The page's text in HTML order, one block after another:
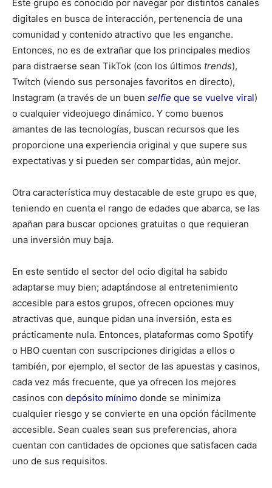
Este grupo es conocido por navegar por distintos canales
digitales en busca de interacción, pertenencia de una
comunidad y contenido atractivo que les enganche.
Entonces, no es de extrañar que los principales medios
para distraerse sean TikTok (con los últimos trends),
Twitch (viendo sus personajes favoritos en directo),
Instagram (a través de un buen selfie que se vuelve viral)
o cualquier videojuego dinámico. Y como buenos
amantes de las tecnologías, buscan recursos que les
proporcione una experiencia original y que supere sus
expectativas y si pueden ser compartidas, aún mejor.
Otra característica muy destacable de este grupo es que,
teniendo en cuenta el rango de edades que abarca, se las
apañan para buscar opciones gratuitas o que requieran
una inversión muy baja.
En este sentido el sector del ocio digital ha sabido
adaptarse muy bien; adaptándose al entretenimiento
accesible para estos grupos, ofrecen opciones muy
atractivas que, aunque pidan una inversión, esta es
prácticamente nula. Entonces, plataformas como Spotify
o HBO cuentan con suscripciones dirigidas a ellos o
también, por ejemplo, el sector de las apuestas y casinos,
cada vez más frecuente, que ya ofrecen los mejores
casinos con depósito mínimo donde se minimiza
cualquier riesgo y se convierte en una opción fácilmente
accesible. Sean cuales sean sus preferencias, ahora
cuentan con cantidades de opciones que satisfacen cada
uno de sus requisitos.